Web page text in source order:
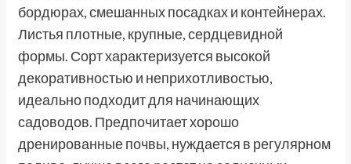
бордюрах, смешанных посадках и контейнерах.
Листья плотные, крупные, сердцевидной
формы. Сорт характеризуется высокой
декоративностью и неприхотливостью,
идеально подходит для начинающих
садоводов. Предпочитает хорошо
дренированные почвы, нуждается в регулярном